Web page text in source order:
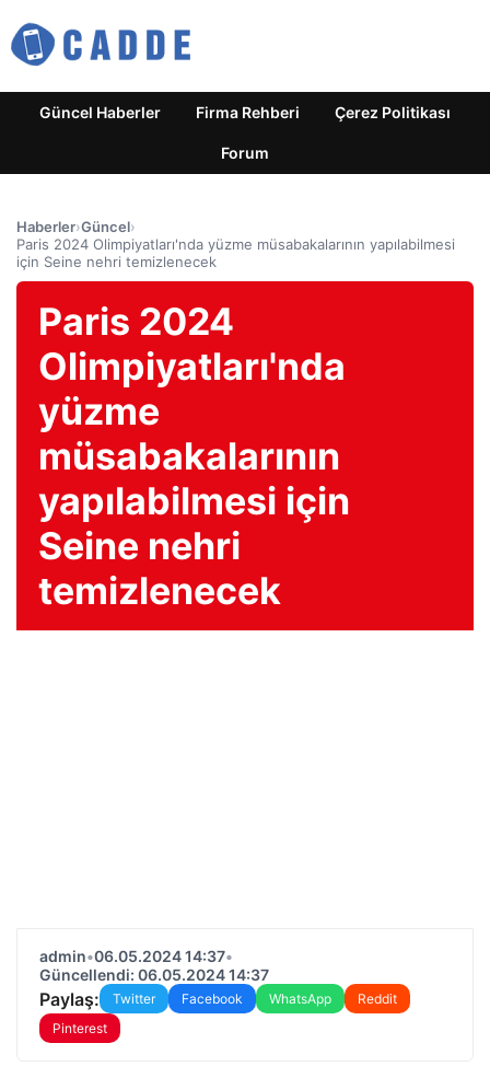
Güncel Haberler Firma Rehberi Çerez Politikası
Forum
Haberler›Güncel›
Paris 2024 Olimpiyatları'nda yüzme müsabakalarının yapılabilmesi
için Seine nehri temizlenecek
Paris 2024
Olimpiyatları'nda
yüzme
müsabakalarının
yapılabilmesi için
Seine nehri
temizlenecek
admin•06.05.2024 14:37•
Güncellendi: 06.05.2024 14:37
Paylaş: Twitter Facebook WhatsApp
Reddit
Pinterest